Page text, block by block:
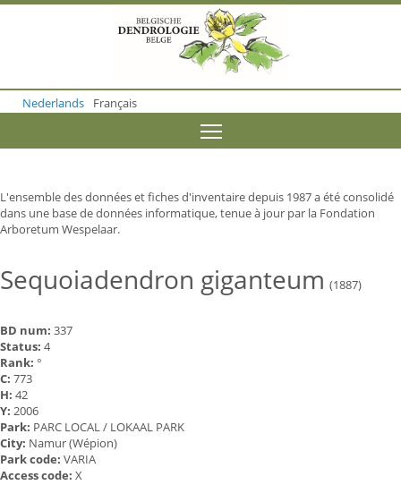
o
m
o
n
t
e
t
Nederlands Français
L'ensemble des données et fiches d'inventaire depuis 1987 a été consolidé
dans une base de données informatique, tenue à jour par la Fondation
Arboretum Wespelaar.
Sequoiadendron giganteum (1887)
BD num: 337
Status: 4
Rank: °
C: 773
H: 42
Y: 2006
Park: PARC LOCAL / LOKAAL PARK
City: Namur (Wépion)
Park code: VARIA
Access code: X